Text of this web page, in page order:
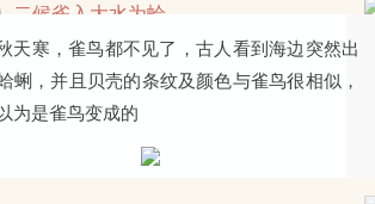
二候雀入大水为蛤
天寒，雀鸟都不见了，古人看到海边突然出
蜊，并且贝壳的条纹及颜色与雀鸟很相似，
为是雀鸟变成的